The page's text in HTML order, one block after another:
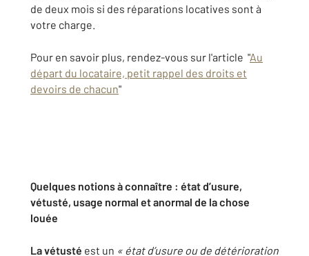
de deux mois si des réparations locatives sont à
votre charge.
Pour en savoir plus, rendez-vous sur l'article "Au
départ du locataire, petit rappel des droits et
devoirs de chacun"
Quelques notions à connaître : état d’usure,
vétusté, usage normal et anormal de la chose
louée
La vétusté est un « état d’usure ou de détérioration